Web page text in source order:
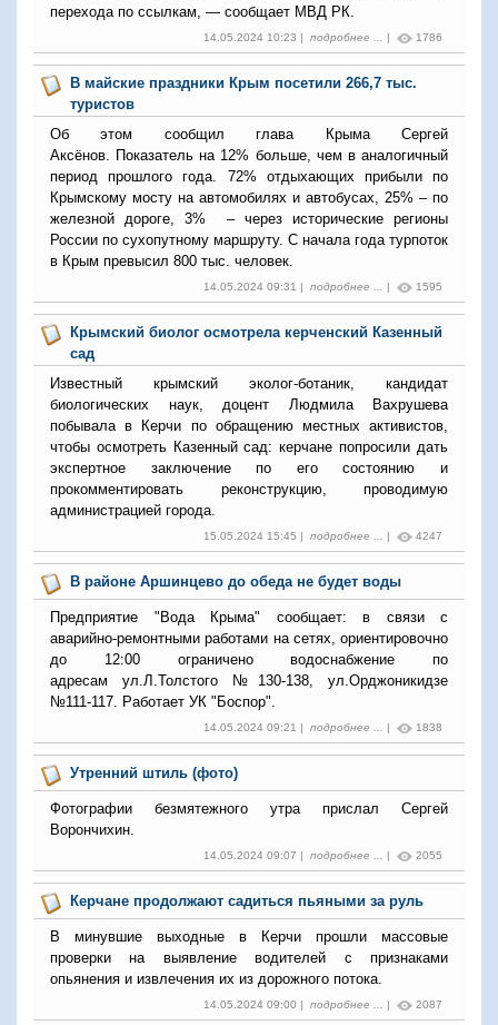
перехода по ссылкам, — сообщает МВД РК.
14.05.2024 10:23 | подробнее ... | 1786
В майские праздники Крым посетили 266,7 тыс.
туристов
Об этом сообщил глава Крыма Сергей
Аксёнов. Показатель на 12% больше, чем в аналогичный
период прошлого года. 72% отдыхающих прибыли по
Крымскому мосту на автомобилях и автобусах, 25% – по
железной дороге, 3% – через исторические регионы
России по сухопутному маршруту. С начала года турпоток
в Крым превысил 800 тыс. человек.
14.05.2024 09:31 | подробнее ... | 1595
Крымский биолог осмотрела керченский Казенный
сад
Известный крымский эколог-ботаник, кандидат
биологических наук, доцент Людмила Вахрушева
побывала в Керчи по обращению местных активистов,
чтобы осмотреть Казенный сад: керчане попросили дать
экспертное заключение по его состоянию и
прокомментировать реконструкцию, проводимую
администрацией города.
15.05.2024 15:45 | подробнее ... | 4247
В районе Аршинцево до обеда не будет воды
Предприятие "Вода Крыма" сообщает: в связи с
аварийно-ремонтными работами на сетях, ориентировочно
до 12:00 ограничено водоснабжение по
адресам ул.Л.Толстого №130-138, ул.Орджоникидзе
№111-117. Работает УК "Боспор".
14.05.2024 09:21 | подробнее ... | 1838
Утренний штиль (фото)
Фотографии безмятежного утра прислал Сергей
Ворончихин.
14.05.2024 09:07 | подробнее ... | 2055
Керчане продолжают садиться пьяными за руль
В минувшие выходные в Керчи прошли массовые
проверки на выявление водителей с признаками
опьянения и извлечения их из дорожного потока.
14.05.2024 09:00 | подробнее ... | 2087